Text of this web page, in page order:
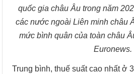
quốc gia châu Âu trong năm
các nước ngoài Liên minh châu
mức bình quân của toàn châu
Euronews.
Trung bình, thuế suất cao nhất ở